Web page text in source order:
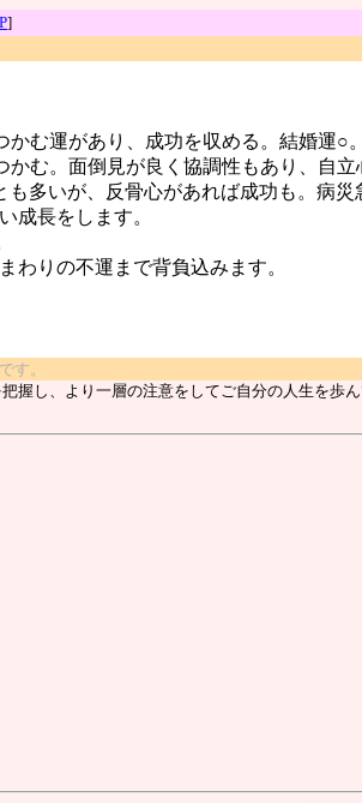
]
む運があり、成功を収める。結婚運○。
む。面倒見が良く協調性もあり、自立
多いが、反骨心があれば成功も。病災
成長をします。
りの不運まで背負込みます。
す。
握し、より一層の注意をしてご自分の人生を歩ん